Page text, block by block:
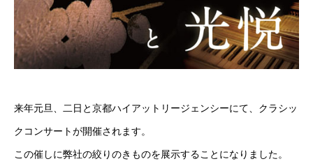
来年元旦、二日と京都ハイアットリージェンシーにて、クラシッ
クコンサートが開催されます。
この催しに弊社の絞りのきものを展示することになりました。